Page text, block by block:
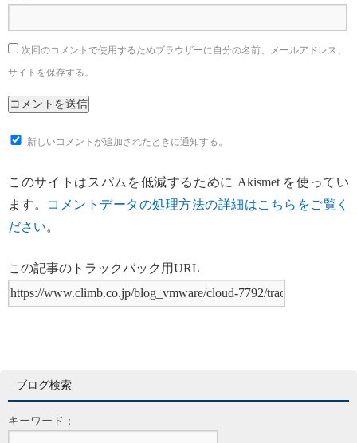
次回のコメントで使用するためブラウザーに自分の名前、メールアドレス、
サイトを保存する。
新しいコメントが追加されたときに通知する。
このサイトはスパムを低減するために Akismet を使ってい
ます。 コメントデータの処理方法の詳細はこちらをご覧く
ださい。
この記事のトラックバック用URL
ブログ検索
キーワード：